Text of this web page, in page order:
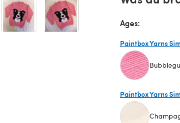
Ages:
Paintbox Yarns
Paintbox Yarns